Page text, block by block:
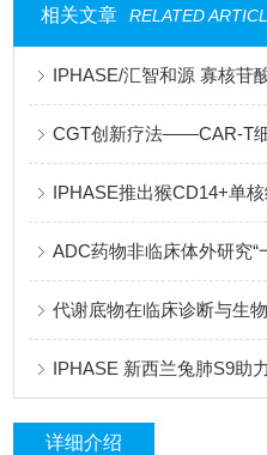
相关文章 RELATED
CGT创新疗法——CAR-T
IPHASE推出猴CD14+单
ADC药物非临床体外研究“
代谢底物在临床诊断与生
IPHASE 新西兰兔肺S9助
详细介绍